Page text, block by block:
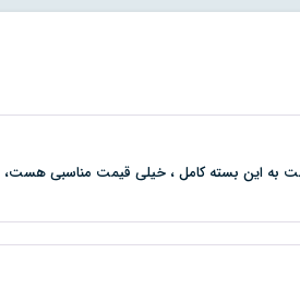
به این بسته کامل ، خیلی قیمت مناسبی هست،